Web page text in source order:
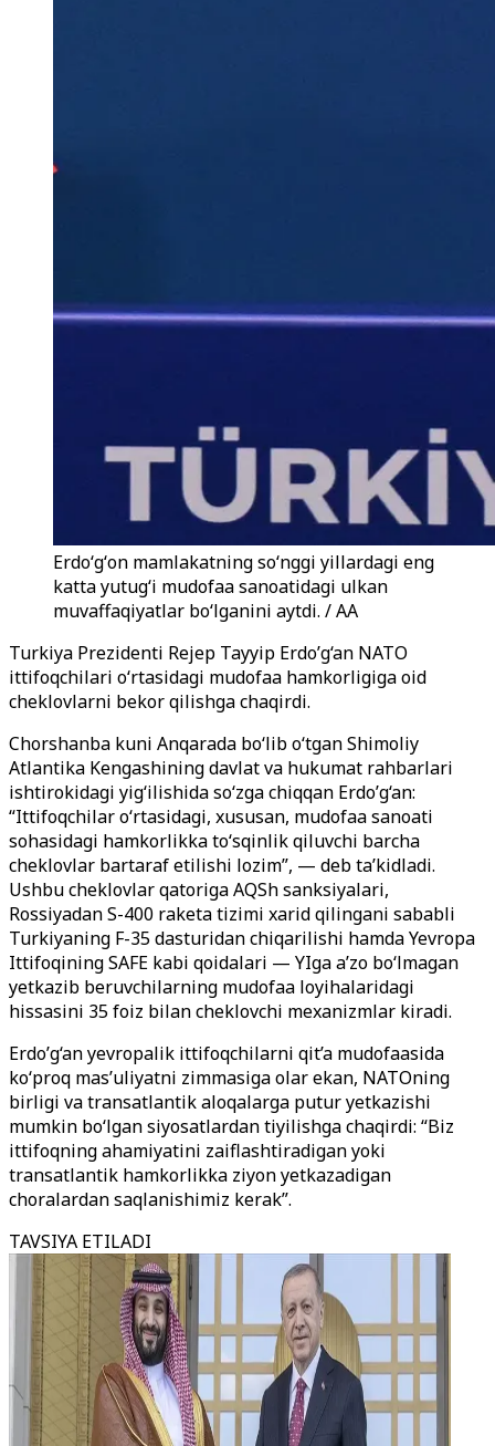
Erdoʻgʻon mamlakatning soʻnggi yillardagi eng
katta yutugʻi mudofaa sanoatidagi ulkan
muvaffaqiyatlar boʻlganini aytdi. / AA
Turkiya Prezidenti Rejep Tayyip Erdo’g‘an NATO
ittifoqchilari o‘rtasidagi mudofaa hamkorligiga oid
cheklovlarni bekor qilishga chaqirdi.
Chorshanba kuni Anqarada bo‘lib o‘tgan Shimoliy
Atlantika Kengashining davlat va hukumat rahbarlari
ishtirokidagi yig‘ilishida so‘zga chiqqan Erdo’g‘an:
“Ittifoqchilar o‘rtasidagi, xususan, mudofaa sanoati
sohasidagi hamkorlikka to‘sqinlik qiluvchi barcha
cheklovlar bartaraf etilishi lozim”, — deb ta’kidladi.
Ushbu cheklovlar qatoriga AQSh sanksiyalari,
Rossiyadan S-400 raketa tizimi xarid qilingani sababli
Turkiyaning F-35 dasturidan chiqarilishi hamda Yevropa
Ittifoqining SAFE kabi qoidalari — YIga a’zo bo‘lmagan
yetkazib beruvchilarning mudofaa loyihalaridagi
hissasini 35 foiz bilan cheklovchi mexanizmlar kiradi.
Erdo’g‘an yevropalik ittifoqchilarni qit’a mudofaasida
ko‘proq mas’uliyatni zimmasiga olar ekan, NATOning
birligi va transatlantik aloqalarga putur yetkazishi
mumkin bo‘lgan siyosatlardan tiyilishga chaqirdi: “Biz
ittifoqning ahamiyatini zaiflashtiradigan yoki
transatlantik hamkorlikka ziyon yetkazadigan
choralardan saqlanishimiz kerak”.
TAVSIYA ETILADI